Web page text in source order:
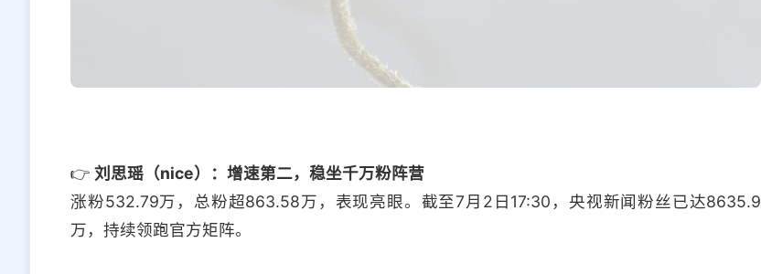
👉 刘思瑶（nice）：增速第二，稳坐千万粉阵营
涨粉532.79万，总粉超863.58万，表现亮眼。截至7月2日17:30，央视新闻粉丝已达8635.9
万，持续领跑官方矩阵。